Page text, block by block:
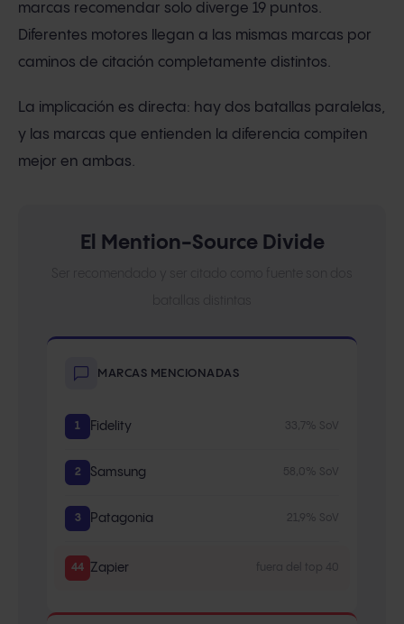
marcas recomendar solo diverge 19 puntos.
Diferentes motores llegan a las mismas marcas por
caminos de citación completamente distintos.
La implicación es directa: hay dos batallas paralelas,
y las marcas que entienden la diferencia compiten
mejor en ambas.
El Mention-Source Divide
MARCAS MENCIONADAS
1 Fidelity 33,7% SoV
2 Samsung 58,0% SoV
3 Patagonia 21,9% SoV
44 Zapier fuera del top 40